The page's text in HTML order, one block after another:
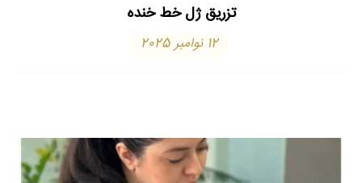
تزریق ژل خط خنده
12 نوامبر 2025